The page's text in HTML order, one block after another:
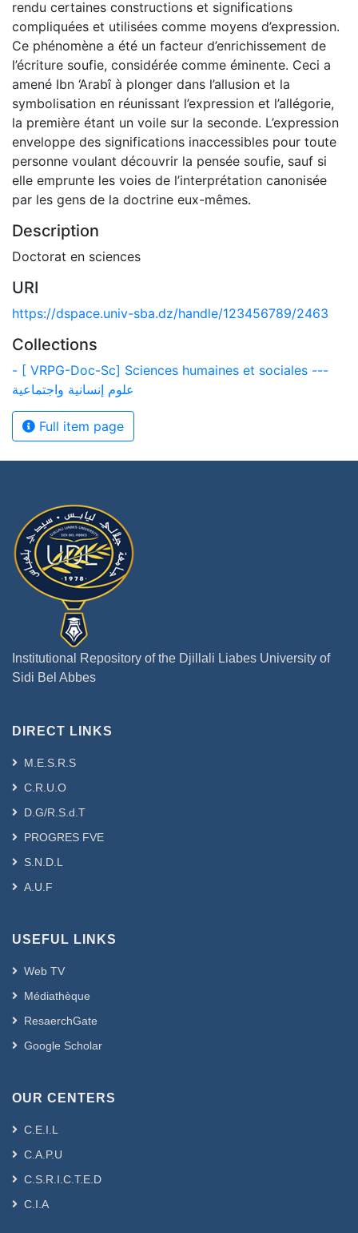
rendu certaines constructions et significations
compliquées et utilisées comme moyens d’expression.
Ce phénomène a été un facteur d’enrichissement de
l’écriture soufie, considérée comme éminente. Ceci a
amené Ibn ‘Arabî à plonger dans l’allusion et la
symbolisation en réunissant l’expression et l’allégorie,
la première étant un voile sur la seconde. L’expression
enveloppe des significations inaccessibles pour toute
personne voulant découvrir la pensée soufie, sauf si
elle emprunte les voies de l’interprétation canonisée
par les gens de la doctrine eux-mêmes.
Description
Doctorat en sciences
URI
https://dspace.univ-sba.dz/handle/123456789/2463
Collections
- [ VRPG-Doc-Sc] Sciences humaines et sociales ---
علوم إنسانية واجتماعية
Full item page
Institutional Repository of the Djillali Liabes University of
Sidi Bel Abbes
DIRECT LINKS
M.E.S.R.S
C.R.U.O
D.G/R.S.d.T
PROGRES FVE
S.N.D.L
A.U.F
USEFUL LINKS
Web TV
Médiathèque
ResaerchGate
Google Scholar
OUR CENTERS
C.E.I.L
C.A.P.U
C.S.R.I.C.T.E.D
C.I.A